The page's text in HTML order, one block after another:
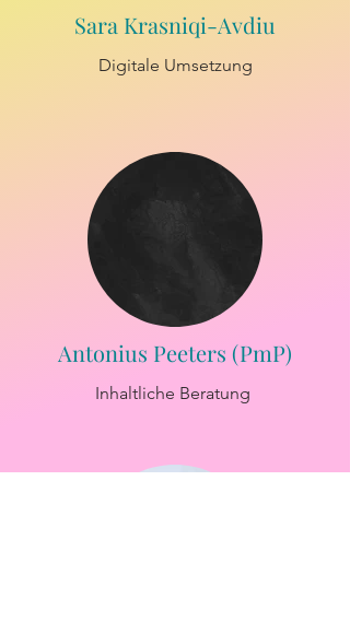
Sara Krasniqi-Avdiu
Digitale Umsetzung
Antonius Peeters (PmP)
Inhaltliche Beratung